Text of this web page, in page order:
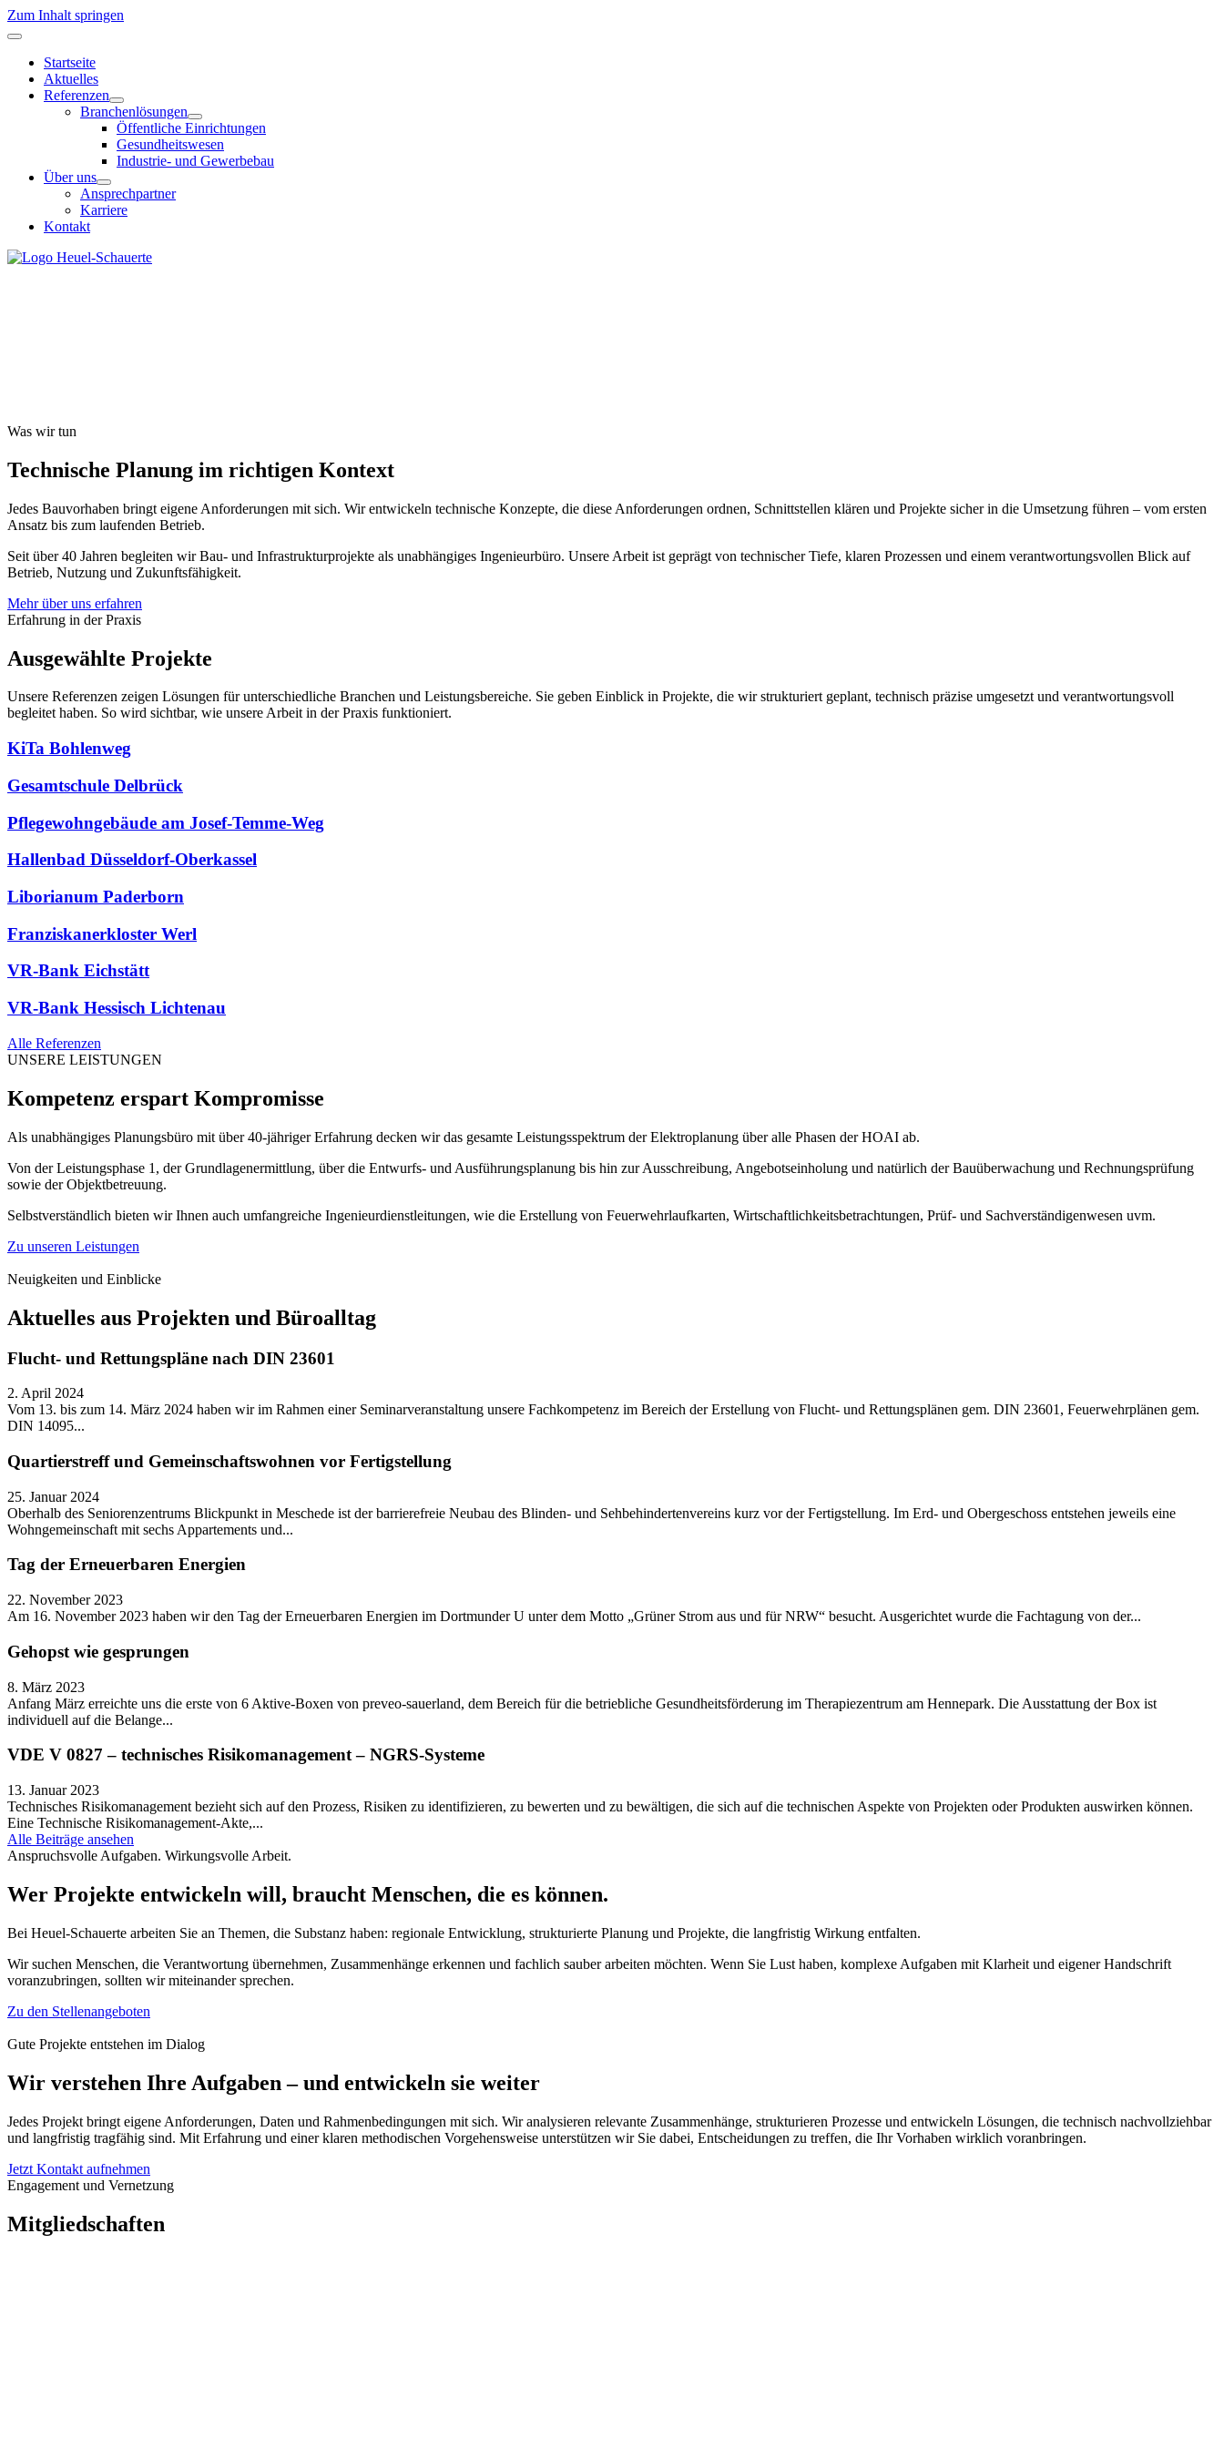
Zum Inhalt springen
Startseite
Aktuelles
Referenzen
Branchenlösungen
Öffentliche Einrichtungen
Gesundheitswesen
Industrie- und Gewerbebau
Über uns
Ansprechpartner
Karriere
Kontakt
Was wir tun
Technische Planung im richtigen Kontext
Jedes Bauvorhaben bringt eigene Anforderungen mit sich. Wir entwickeln technische Konzepte, die diese Anforderungen ordnen, Schnittstellen klären und Projekte sicher in die Umsetzung führen – vom ersten
Ansatz bis zum laufenden Betrieb.
Seit über 40 Jahren begleiten wir Bau- und Infrastrukturprojekte als unabhängiges Ingenieurbüro. Unsere Arbeit ist geprägt von technischer Tiefe, klaren Prozessen und einem verantwortungsvollen Blick auf
Betrieb, Nutzung und Zukunftsfähigkeit.
Mehr über uns erfahren
Erfahrung in der Praxis
Ausgewählte Projekte
Unsere Referenzen zeigen Lösungen für unterschiedliche Branchen und Leistungsbereiche. Sie geben Einblick in Projekte, die wir strukturiert geplant, technisch präzise umgesetzt und verantwortungsvoll
begleitet haben. So wird sichtbar, wie unsere Arbeit in der Praxis funktioniert.
KiTa Bohlenweg
Gesamtschule Delbrück
Pflegewohngebäude am Josef-Temme-Weg
Hallenbad Düsseldorf-Oberkassel
Liborianum Paderborn
Franziskanerkloster Werl
VR-Bank Eichstätt
VR-Bank Hessisch Lichtenau
Alle Referenzen
UNSERE LEISTUNGEN
Kompetenz erspart Kompromisse
Als unabhängiges Planungsbüro mit über 40-jähriger Erfahrung decken wir das gesamte Leistungsspektrum der Elektroplanung über alle Phasen der HOAI ab.
Von der Leistungsphase 1, der Grundlagenermittlung, über die Entwurfs- und Ausführungsplanung bis hin zur Ausschreibung, Angebotseinholung und natürlich der Bauüberwachung und Rechnungsprüfung
sowie der Objektbetreuung.
Selbstverständlich bieten wir Ihnen auch umfangreiche Ingenieurdienstleitungen, wie die Erstellung von Feuerwehrlaufkarten, Wirtschaftlichkeitsbetrachtungen, Prüf- und Sachverständigenwesen uvm.
Zu unseren Leistungen
Neuigkeiten und Einblicke
Aktuelles aus Projekten und Büroalltag
Flucht- und Rettungspläne nach DIN 23601
2. April 2024
Vom 13. bis zum 14. März 2024 haben wir im Rahmen einer Seminarveranstaltung unsere Fachkompetenz im Bereich der Erstellung von Flucht- und Rettungsplänen gem. DIN 23601, Feuerwehrplänen gem.
DIN 14095...
Quartierstreff und Gemeinschaftswohnen vor Fertigstellung
25. Januar 2024
Oberhalb des Seniorenzentrums Blickpunkt in Meschede ist der barrierefreie Neubau des Blinden- und Sehbehindertenvereins kurz vor der Fertigstellung. Im Erd- und Obergeschoss entstehen jeweils eine
Wohngemeinschaft mit sechs Appartements und...
Tag der Erneuerbaren Energien
22. November 2023
Am 16. November 2023 haben wir den Tag der Erneuerbaren Energien im Dortmunder U unter dem Motto „Grüner Strom aus und für NRW“ besucht. Ausgerichtet wurde die Fachtagung von der...
Gehopst wie gesprungen
8. März 2023
Anfang März erreichte uns die erste von 6 Aktive-Boxen von preveo-sauerland, dem Bereich für die betriebliche Gesundheitsförderung im Therapiezentrum am Hennepark. Die Ausstattung der Box ist
individuell auf die Belange...
VDE V 0827 – technisches Risikomanagement – NGRS-Systeme
13. Januar 2023
Technisches Risikomanagement bezieht sich auf den Prozess, Risiken zu identifizieren, zu bewerten und zu bewältigen, die sich auf die technischen Aspekte von Projekten oder Produkten auswirken können.
Eine Technische Risikomanagement-Akte,...
Alle Beiträge ansehen
Anspruchsvolle Aufgaben. Wirkungsvolle Arbeit.
Wer Projekte entwickeln will, braucht Menschen, die es können.
Bei Heuel-Schauerte arbeiten Sie an Themen, die Substanz haben: regionale Entwicklung, strukturierte Planung und Projekte, die langfristig Wirkung entfalten.
Wir suchen Menschen, die Verantwortung übernehmen, Zusammenhänge erkennen und fachlich sauber arbeiten möchten. Wenn Sie Lust haben, komplexe Aufgaben mit Klarheit und eigener Handschrift
voranzubringen, sollten wir miteinander sprechen.
Zu den Stellenangeboten
Gute Projekte entstehen im Dialog
Wir verstehen Ihre Aufgaben – und entwickeln sie weiter
Jedes Projekt bringt eigene Anforderungen, Daten und Rahmenbedingungen mit sich. Wir analysieren relevante Zusammenhänge, strukturieren Prozesse und entwickeln Lösungen, die technisch nachvollziehbar
und langfristig tragfähig sind. Mit Erfahrung und einer klaren methodischen Vorgehensweise unterstützen wir Sie dabei, Entscheidungen zu treffen, die Ihr Vorhaben wirklich voranbringen.
Jetzt Kontakt aufnehmen
Engagement und Vernetzung
Mitgliedschaften